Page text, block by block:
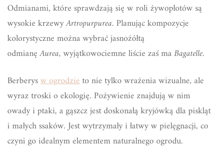
Odmianami, które sprawdzają się w roli żywopłotów są
wysokie krzewyArtropurpurea. Planując kompozycje
kolorystyczne można wybrać jasnożółtą
odmianęAurea,wyjątkowociemne liście zaś maBagatelle.
Berberysw ogrodzieto nie tylko wrażenia wizualne, ale
wyraz troski o ekologię. Pożywienie znajdują w nim
owady i ptaki, a gąszcz jest doskonałą kryjówką dla piskląt
i małych ssaków. Jest wytrzymały i łatwy w pielęgnacji, co
czyni go idealnym elementem naturalnego ogrodu.